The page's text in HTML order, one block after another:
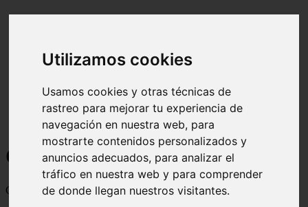
Utilizamos cookies
Usamos cookies y otras técnicas de
rastreo para mejorar tu experiencia de
navegación en nuestra web, para
mostrarte contenidos personalizados y
anuncios adecuados, para analizar el
tráfico en nuestra web y para comprender
de donde llegan nuestros visitantes.
Curiosidades y Sabias que
Cosas curiosas, curiosidades, noticias impactantes y mucho mas